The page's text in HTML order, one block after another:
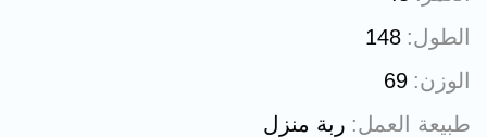
الطول 148
الوزن 69
طبيعة العمل ربة منزل